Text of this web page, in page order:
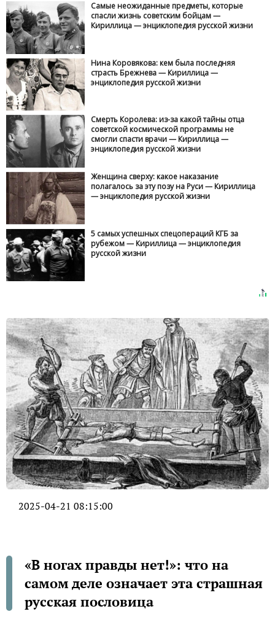
Самые неожиданные предметы, которые
спасли жизнь советским бойцам —
Кириллица — энциклопедия русской жизни
Нина Коровякова: кем была последняя
страсть Брежнева — Кириллица —
энциклопедия русской жизни
Смерть Королева: из-за какой тайны отца
советской космической программы не
смогли спасти врачи — Кириллица —
энциклопедия русской жизни
Женщина сверху: какое наказание
полагалось за эту позу на Руси — Кириллица
— энциклопедия русской жизни
5 самых успешных спецопераций КГБ за
рубежом — Кириллица — энциклопедия
русской жизни
2025-04-21 08:15:00
«В ногах правды нет!»: что на
самом деле означает эта страшная
русская пословица